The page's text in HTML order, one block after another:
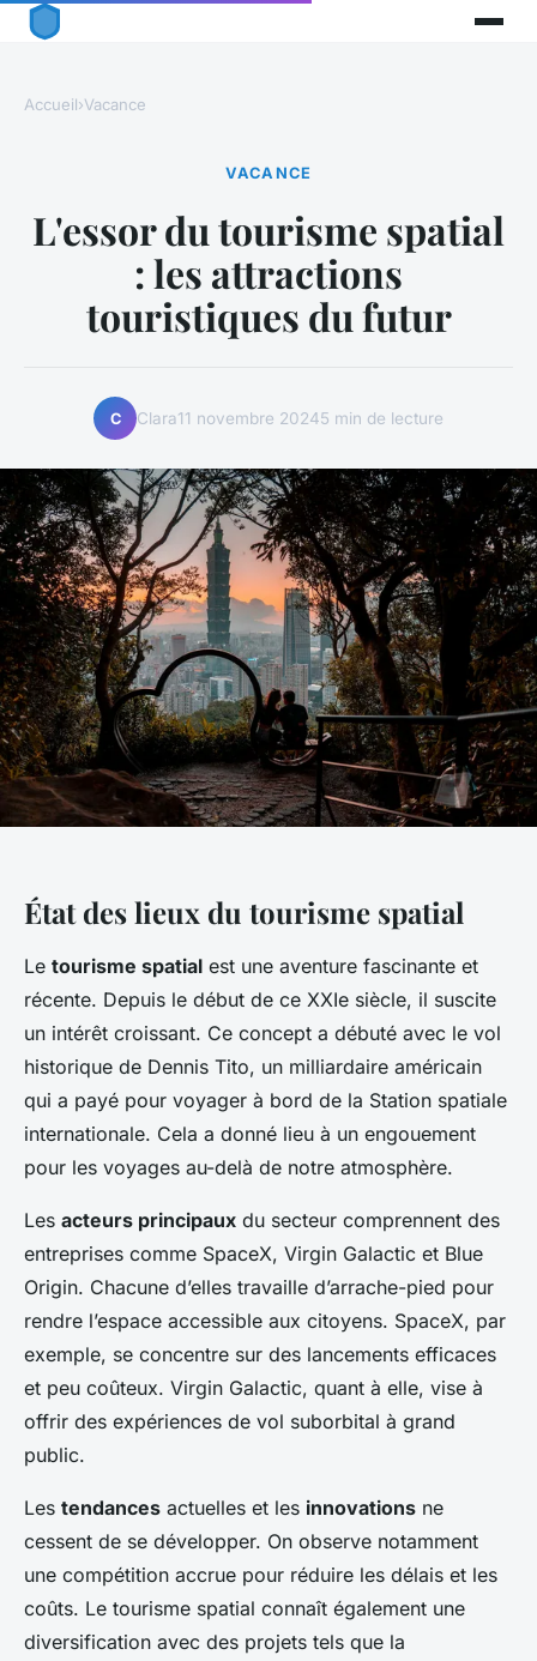
Accueil›Vacance
VACANCE
L'essor du tourisme spatial
: les attractions
touristiques du futur
C Clara11 novembre 20245 min de lecture
État des lieux du tourisme spatial
Le tourisme spatial est une aventure fascinante et
récente. Depuis le début de ce XXIe siècle, il suscite
un intérêt croissant. Ce concept a débuté avec le vol
historique de Dennis Tito, un milliardaire américain
qui a payé pour voyager à bord de la Station spatiale
internationale. Cela a donné lieu à un engouement
pour les voyages au-delà de notre atmosphère.
Les acteurs principaux du secteur comprennent des
entreprises comme SpaceX, Virgin Galactic et Blue
Origin. Chacune d’elles travaille d’arrache-pied pour
rendre l’espace accessible aux citoyens. SpaceX, par
exemple, se concentre sur des lancements efficaces
et peu coûteux. Virgin Galactic, quant à elle, vise à
offrir des expériences de vol suborbital à grand
public.
Les tendances actuelles et les innovations ne
cessent de se développer. On observe notamment
une compétition accrue pour réduire les délais et les
coûts. Le tourisme spatial connaît également une
diversification avec des projets tels que la